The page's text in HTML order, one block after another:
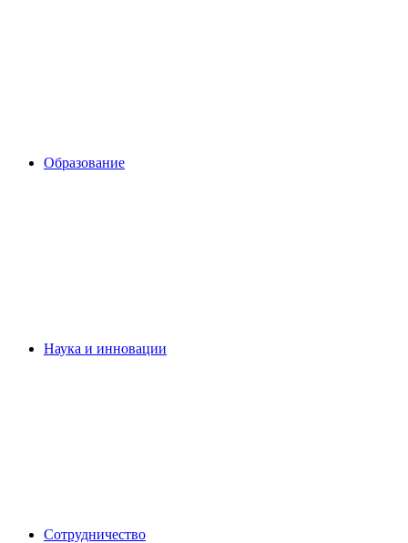
Образование
Наука и инновации
Сотрудничество